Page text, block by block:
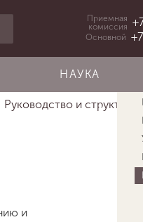
Приемная
комиссия
Основной
НАУКА
Руководство и структура
и